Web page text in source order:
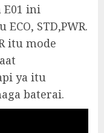
E01 ini
STD,PWR.
itu mode
ya itu
baterai.